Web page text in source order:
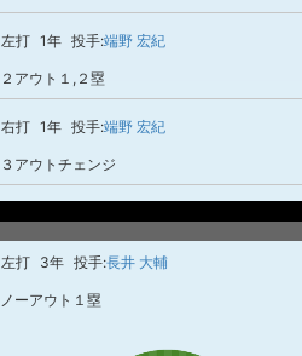
左打 1年 投手:端野 宏紀
２アウト１,２塁
右打 1年 投手:端野 宏紀
３アウトチェンジ
左打 3年 投手:長井 大輔
ノーアウト１塁